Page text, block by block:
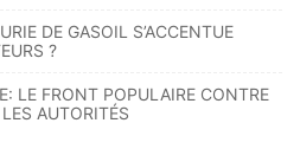
DE GASOIL S’ACCENTUE
?
LE FRONT POPULAIRE CONTRE
AUTORITÉS